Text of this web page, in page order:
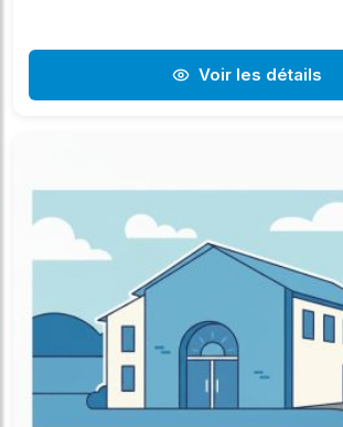
Voir les détails